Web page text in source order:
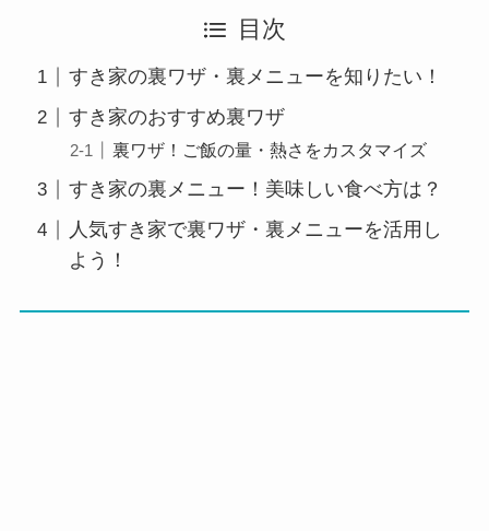
目次
すき家の裏ワザ・裏メニューを知りたい！
すき家のおすすめ裏ワザ
裏ワザ！ご飯の量・熱さをカスタマイズ
すき家の裏メニュー！美味しい食べ方は？
人気すき家で裏ワザ・裏メニューを活用し
よう！